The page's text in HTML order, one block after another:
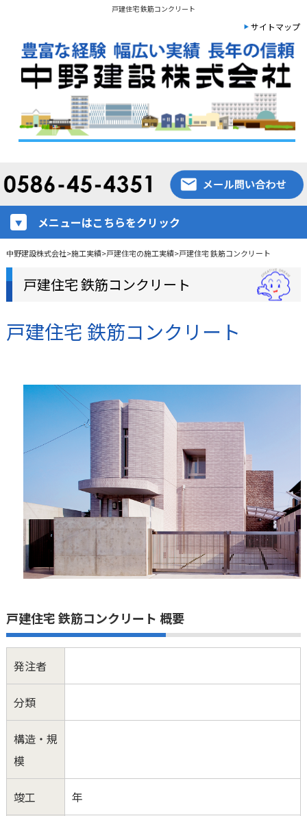
戸建住宅 鉄筋コンクリート
サイトマップ
メニューはこちらをクリック
中野建設株式会社>施工実績>戸建住宅の施工実績>戸建住宅 鉄筋コンクリート
戸建住宅 鉄筋コンクリート
戸建住宅 鉄筋コンクリート
戸建住宅 鉄筋コンクリート 概要
発注者
分類
構造・規
模
竣工 年